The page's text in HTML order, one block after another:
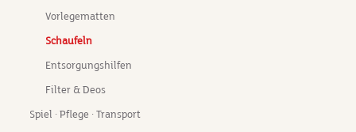
Vorlegematten
Schaufeln
Entsorgungshilfen
Filter & Deos
Spiel · Pflege · Transport